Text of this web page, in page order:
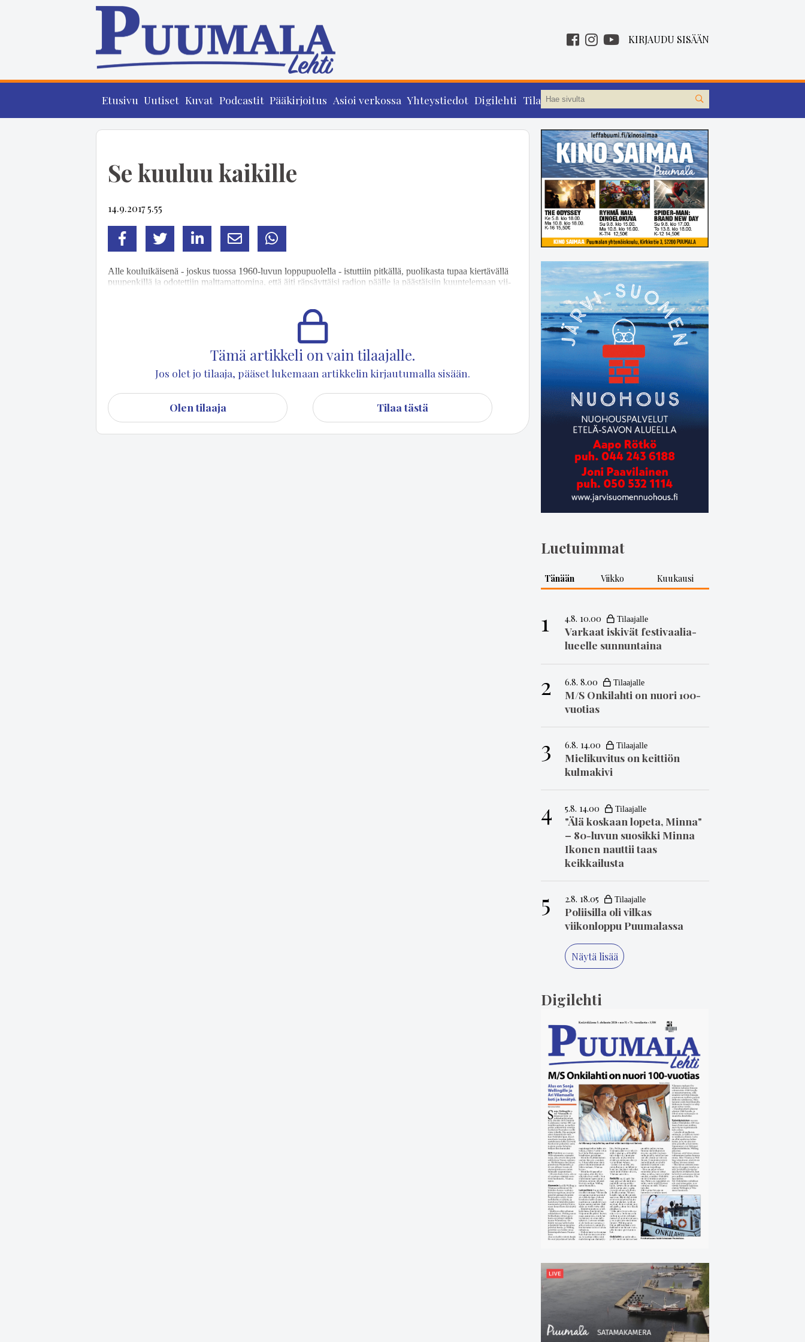
KIRJAUDU SISÄÄN
Etusivu Uutiset Kuvat Podcastit Pääkirjoitus Asioi verkossa Yhteystiedot Digilehti Tilaa
Se kuuluu kaikille
14.9.2017 5.55
FacebookTwitterLinkedInSähköpostiWhatsapp
Al­le kou­lui­käi­se­nä - jos­kus tuos­sa 1960-lu­vun lop­pu­puo­lel­la - is­tut­tiin pit­käl­lä, puo­li­kas­ta tu­paa kier­tä­väl­lä
puu­pen­kil­lä ja odo­tet­tiin malt­ta­mat­to­mi­na, et­tä äi­ti räp­säyt­täi­si ra­di­on pääl­le ja pääs­täi­siin kuun­te­le­maan vii­
Tämä artikkeli on vain tilaajalle.
Jos olet jo tilaaja, pääset lukemaan artikkelin kirjautumalla sisään.
Olen tilaaja Tilaa tästä
Luetuimmat
Tänään Viikko Kuukausi
1 4.8. 10.00
Varkaat iskivät festivaa­li­a­
lueelle sunnuntaina
2 6.8. 8.00
M/S Onkilahti on nuori 100-
vuotias
3 6.8. 14.00
Mielikuvitus on keittiön
kulmakivi
4 5.8. 14.00
"Älä koskaan lopeta, Minna"
– 80-luvun suosikki Minna
Ikonen nauttii taas
keikkailusta
5 2.8. 18.05
Poliisilla oli vilkas
viikonloppu Puumalassa
Näytä lisää
Digilehti